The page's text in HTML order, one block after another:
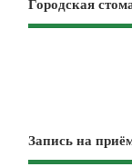
Городская
Запись на